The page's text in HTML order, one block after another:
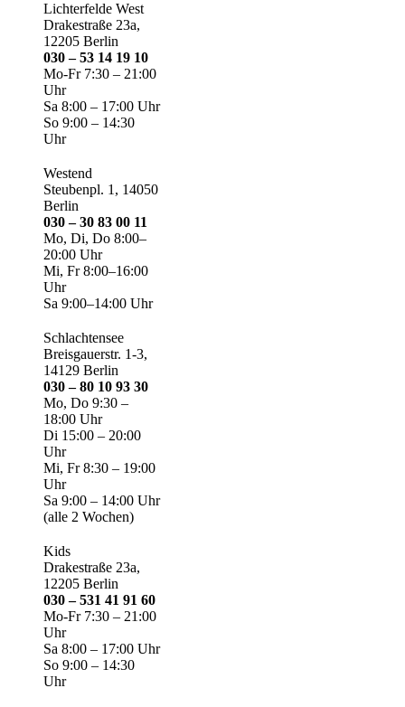
Lichterfelde West
Drakestraße 23a,
12205 Berlin
030 – 53 14 19 10
Mo-Fr 7:30 – 21:00
Uhr
Sa 8:00 – 17:00 Uhr
So 9:00 – 14:30
Uhr
Westend
Steubenpl. 1, 14050
Berlin
030 – 30 83 00 11
Mo, Di, Do 8:00–
20:00 Uhr
Mi, Fr 8:00–16:00
Uhr
Sa 9:00–14:00 Uhr
Schlachtensee
Breisgauerstr. 1-3,
14129 Berlin
030 – 80 10 93 30
Mo, Do 9:30 –
18:00 Uhr
Di 15:00 – 20:00
Uhr
Mi, Fr 8:30 – 19:00
Uhr
Sa 9:00 – 14:00 Uhr
(alle 2 Wochen)
Kids
Drakestraße 23a,
12205 Berlin
030 – 531 41 91 60
Mo-Fr 7:30 – 21:00
Uhr
Sa 8:00 – 17:00 Uhr
So 9:00 – 14:30
Uhr